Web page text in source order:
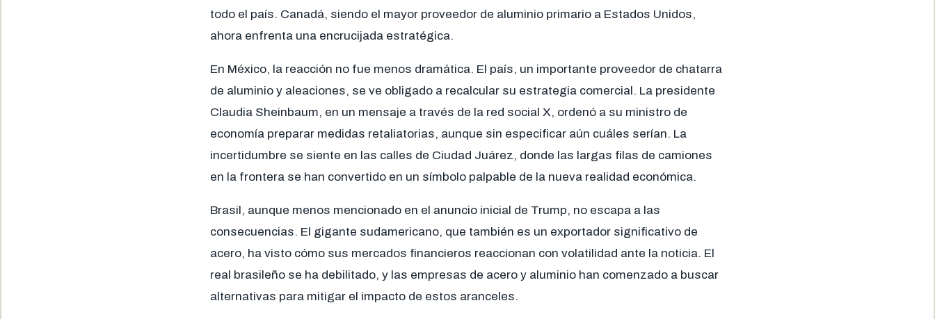
todo el país. Canadá, siendo el mayor proveedor de aluminio primario a Estados Unidos,
ahora enfrenta una encrucijada estratégica.
En México, la reacción no fue menos dramática. El país, un importante proveedor de chatarra
de aluminio y aleaciones, se ve obligado a recalcular su estrategia comercial. La presidente
Claudia Sheinbaum, en un mensaje a través de la red social X, ordenó a su ministro de
economía preparar medidas retaliatorias, aunque sin especificar aún cuáles serían. La
incertidumbre se siente en las calles de Ciudad Juárez, donde las largas filas de camiones
en la frontera se han convertido en un símbolo palpable de la nueva realidad económica.
Brasil, aunque menos mencionado en el anuncio inicial de Trump, no escapa a las
consecuencias. El gigante sudamericano, que también es un exportador significativo de
acero, ha visto cómo sus mercados financieros reaccionan con volatilidad ante la noticia. El
real brasileño se ha debilitado, y las empresas de acero y aluminio han comenzado a buscar
alternativas para mitigar el impacto de estos aranceles.